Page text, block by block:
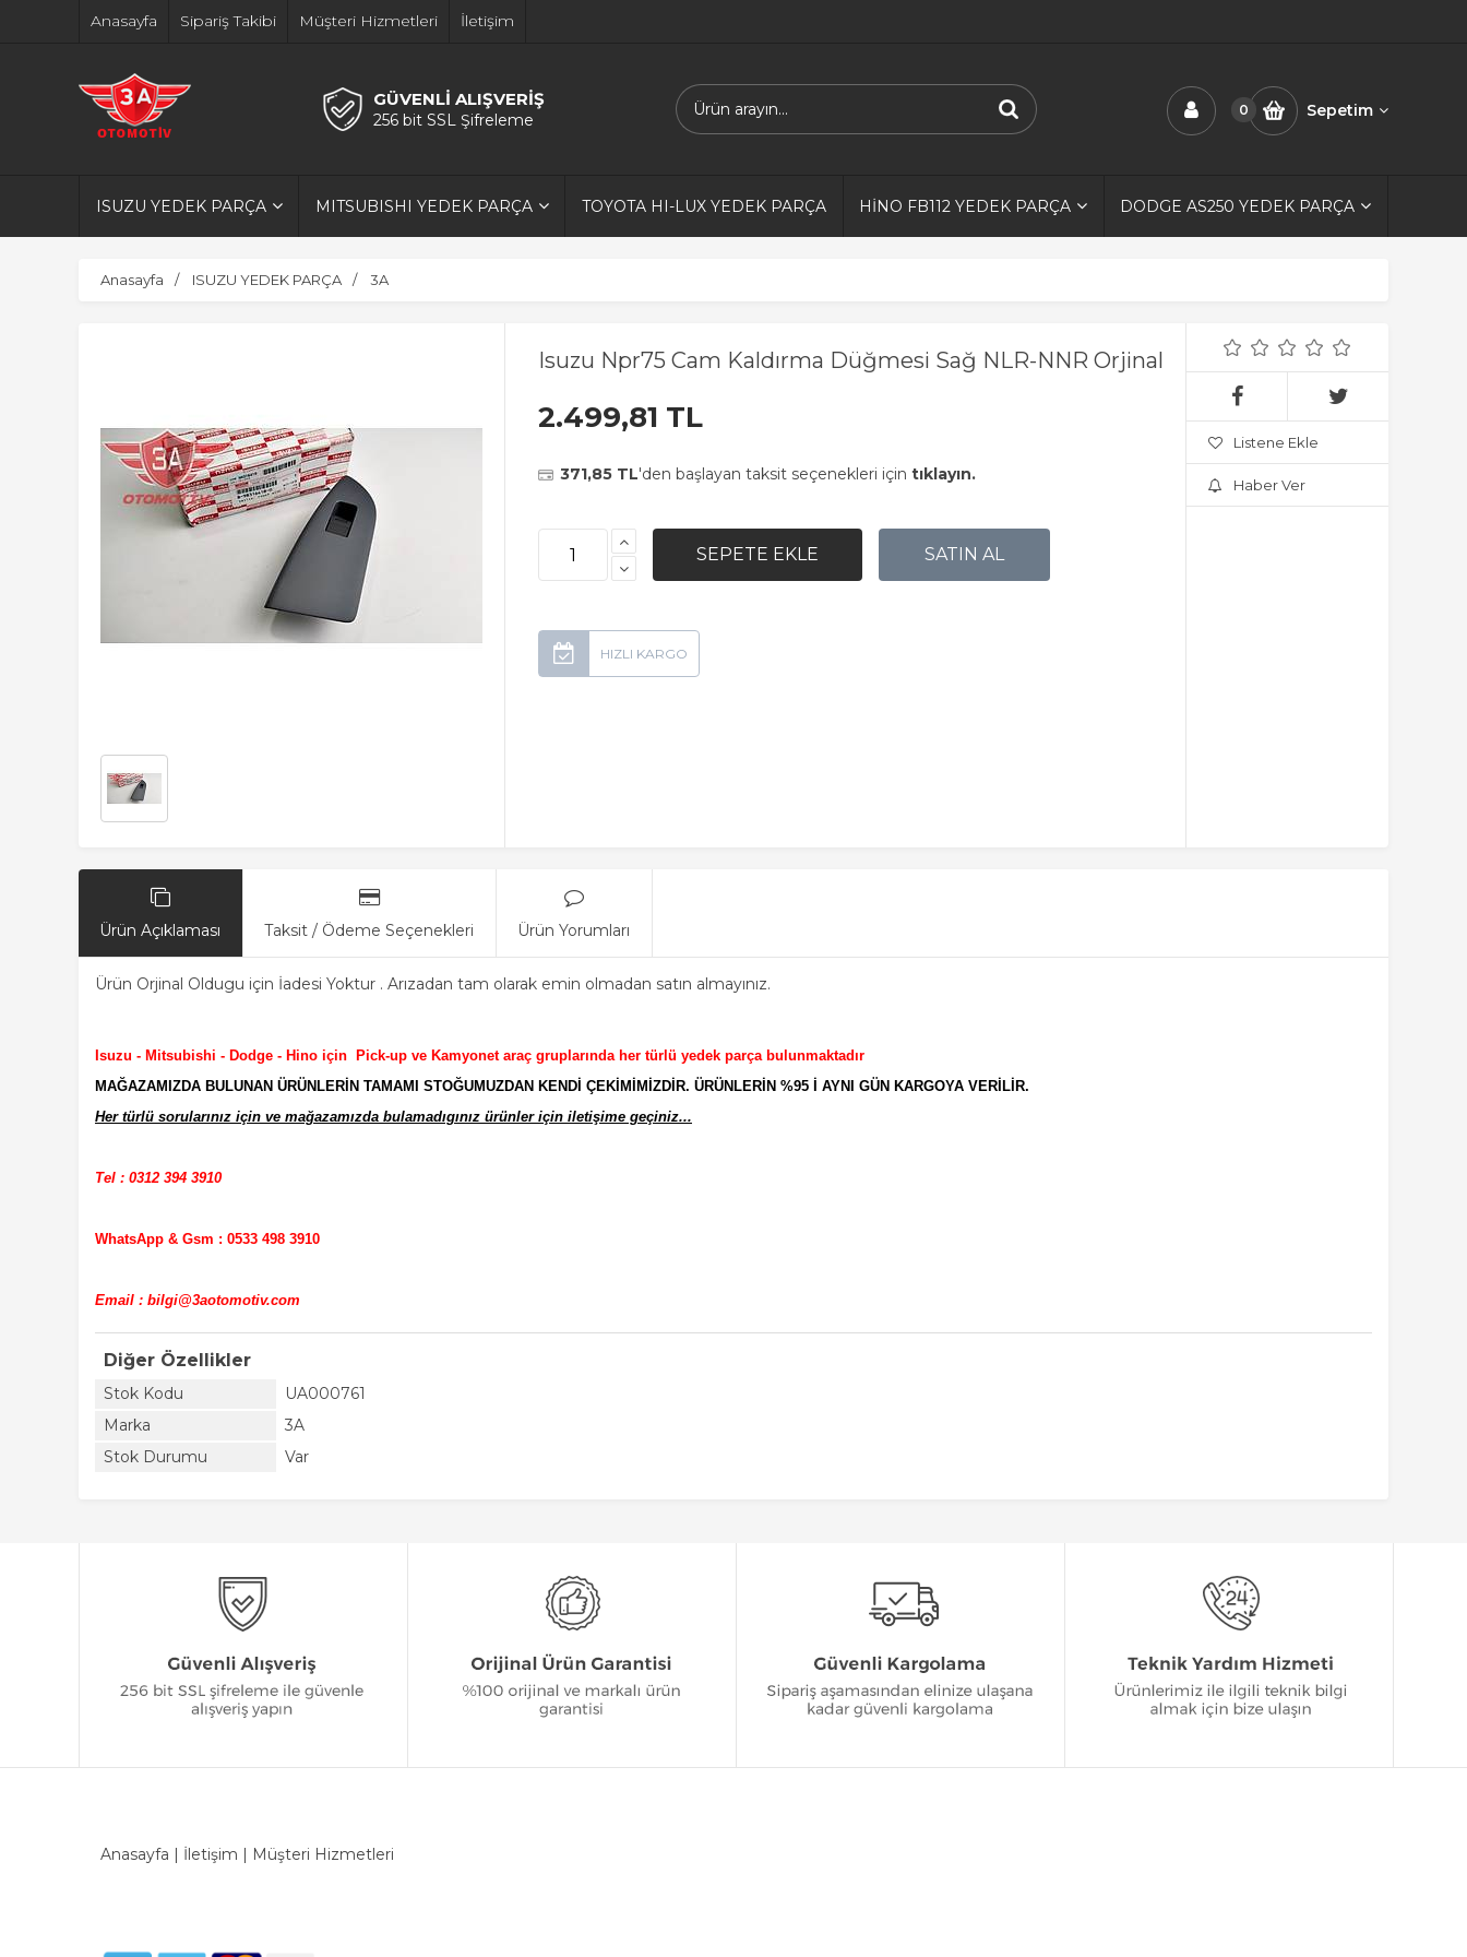
Anasayfa Sipariş Takibi Müşteri Hizmetleri İletişim
GÜVENLİ ALIŞVERİŞ
256 bit SSL Şifreleme
0 Sepetim
ISUZU YEDEK PARÇA MITSUBISHI YEDEK PARÇA TOYOTA HI-LUX YEDEK PARÇA HİNO FB112 YEDEK PARÇA DODGE AS250 YEDEK PARÇA
Anasayfa ISUZU YEDEK PARÇA 3A
Isuzu Npr75 Cam Kaldırma Düğmesi Sağ NLR-NNR Orjinal
2.499,81 TL
371,85 TL'den başlayan taksit seçenekleri için tıklayın.
Listene Ekle
Haber Ver
Ürün Açıklaması Taksit / Ödeme Seçenekleri Ürün Yorumları
Ürün Orjinal Oldugu için İadesi Yoktur . Arızadan tam olarak emin olmadan satın almayınız.
Isuzu - Mitsubishi - Dodge - Hino için Pick-up ve Kamyonet araç gruplarında her türlü yedek parça bulunmaktadır
MAĞAZAMIZDA BULUNAN ÜRÜNLERİN TAMAMI STOĞUMUZDAN KENDİ ÇEKİMİMİZDİR. ÜRÜNLERİN %95 İ AYNI GÜN KARGOYA VERİLİR.
Her türlü sorularınız için ve mağazamızda bulamadıgınız ürünler için iletişime geçiniz...
Tel : 0312 394 3910
WhatsApp & Gsm : 0533 498 3910
Email : bilgi@3aotomotiv.com
Diğer Özellikler
Stok Kodu
UA000761
Marka
3A
Stok Durumu
Var
Anasayfa | İletişim | Müşteri Hizmetleri